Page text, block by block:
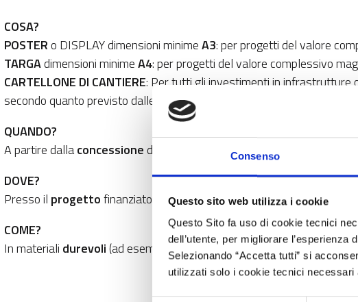
Consenso
Questo sito web utilizza i cookie
Questo Sito fa uso di cookie tecnici
dell’utente, per migliorare
Selezionando “Accetta tutti” si
utilizzati solo i cookie tecnici
COSA?
POSTERo DISPLAY dimensioni minimeA3: per progetti del valore
TARGAdimensioni minimeA4: per progetti del valore complessivo
CARTELLONE DI CANTIERE: Per tutti gli investimenti in infrastrutture
secondo quanto previsto dalle norme vigenti, esposto in maniera ben
QUANDO?
A partire dallaconcessionedel contributo, o dall'avvio
DOVE?
Presso il progettofinanziato o lasedee su eventualiprodottied
COME?
In materiali durevoli(ad esempio mdf, policarbonato, alluminio, ecc...)